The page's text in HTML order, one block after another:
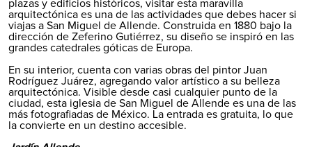
plazas y edificios históricos, visitar esta maravilla
arquitectónica es una de las actividades que debes hacer si
viajas a San Miguel de Allende. Construida en 1880 bajo la
dirección de Zeferino Gutiérrez, su diseño se inspiró en las
grandes catedrales góticas de Europa.
En su interior, cuenta con varias obras del pintor Juan
Rodríguez Juárez, agregando valor artístico a su belleza
arquitectónica. Visible desde casi cualquier punto de la
ciudad, esta iglesia de San Miguel de Allende es una de las
más fotografiadas de México. La entrada es gratuita, lo que
la convierte en un destino accesible.